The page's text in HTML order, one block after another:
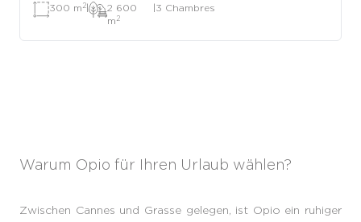
300 m 2|
2 600
m 2
|3 Chambres
Warum Opio für Ihren Urlaub wählen?
Zwischen Cannes und Grasse gelegen, ist Opio ein ruhiger